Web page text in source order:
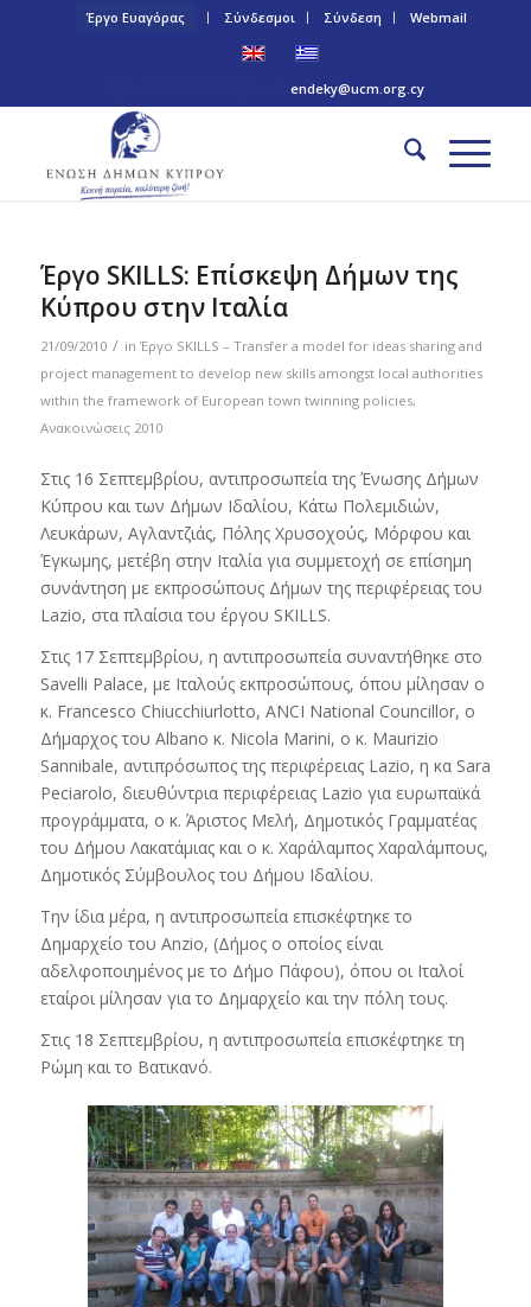
Έργο Ευαγόρας Σύνδεσμοι Σύνδεση Webmail
endeky@ucm.org.cy
Έργο SKILLS: Επίσκεψη Δήμων της
Κύπρου στην Ιταλία
21/09/2010 / in Έργο SKILLS – Transfer a model for ideas sharing and
project management to develop new skills amongst local authorities
within the framework of European town twinning policies,
Ανακοινώσεις 2010
Στις 16 Σεπτεμβρίου, αντιπροσωπεία της Ένωσης Δήμων
Κύπρου και των Δήμων Ιδαλίου, Κάτω Πολεμιδιών,
Λευκάρων, Αγλαντζιάς, Πόλης Χρυσοχούς, Μόρφου και
Έγκωμης, μετέβη στην Ιταλία για συμμετοχή σε επίσημη
συνάντηση με εκπροσώπους Δήμων της περιφέρειας του
Lazio, στα πλαίσια του έργου SKILLS.
Στις 17 Σεπτεμβρίου, η αντιπροσωπεία συναντήθηκε στο
Savelli Palace, με Ιταλούς εκπροσώπους, όπου μίλησαν ο
κ. Francesco Chiucchiurlotto, ANCI National Councillor, ο
Δήμαρχος του Albano κ. Nicola Marini, ο κ. Maurizio
Sannibale, αντιπρόσωπος της περιφέρειας Lazio, η κα Sara
Peciarolo, διευθύντρια περιφέρειας Lazio για ευρωπαϊκά
προγράμματα, ο κ. Άριστος Μελή, Δημοτικός Γραμματέας
του Δήμου Λακατάμιας και ο κ. Χαράλαμπος Χαραλάμπους,
Δημοτικός Σύμβουλος του Δήμου Ιδαλίου.
Την ίδια μέρα, η αντιπροσωπεία επισκέφτηκε το
Δημαρχείο του Anzio, (Δήμος ο οποίος είναι
αδελφοποιημένος με το Δήμο Πάφου), όπου οι Ιταλοί
εταίροι μίλησαν για το Δημαρχείο και την πόλη τους.
Στις 18 Σεπτεμβρίου, η αντιπροσωπεία επισκέφτηκε τη
Ρώμη και το Βατικανό.